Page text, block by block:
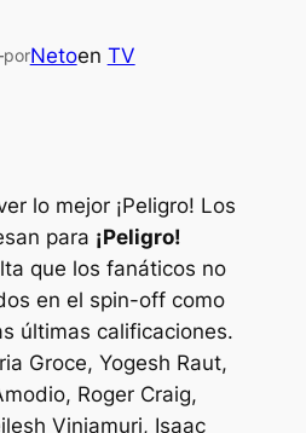
porNetoen TV
lo mejor ¡Peligro! Los
para ¡Peligro!
que los fanáticos no
​​en el spin-off como
últimas calificaciones.
Groce, Yogesh Raut,
Roger Craig,
Vinjamuri, Isaac